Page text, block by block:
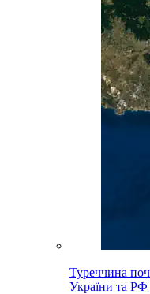
Туреччина
України та РФ